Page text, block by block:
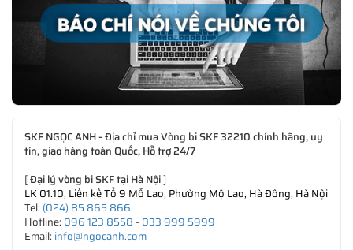
SKF NGỌC ANH - Địa chỉ mua Vòng bi SKF 32210 chính hãng, uy
tín, giao hàng toàn Quốc, Hỗ trợ 24/7
[Đại lý vòng bi SKF tại Hà Nội]
LK 01.10, Liền kề Tổ 9 Mỗ Lao, Phường Mộ Lao, Hà Đông, Hà Nội
Tel: (024) 85 865 866
Hotline: 096 123 8558- 033 999 5999
Email: info@ngocanh.com